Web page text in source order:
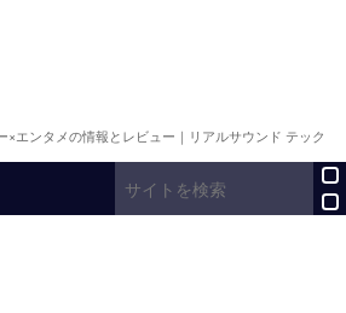
×エンタメの情報とレビュー｜リアルサウンド テック